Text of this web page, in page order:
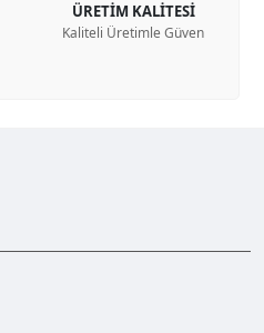
ÜRETİM KALİTESİ
Kaliteli Üretimle Güven